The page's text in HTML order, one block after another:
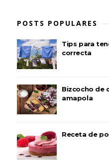
POSTS POPULARES
Tips para
correcta
Bizcocho de
amapola
Receta de